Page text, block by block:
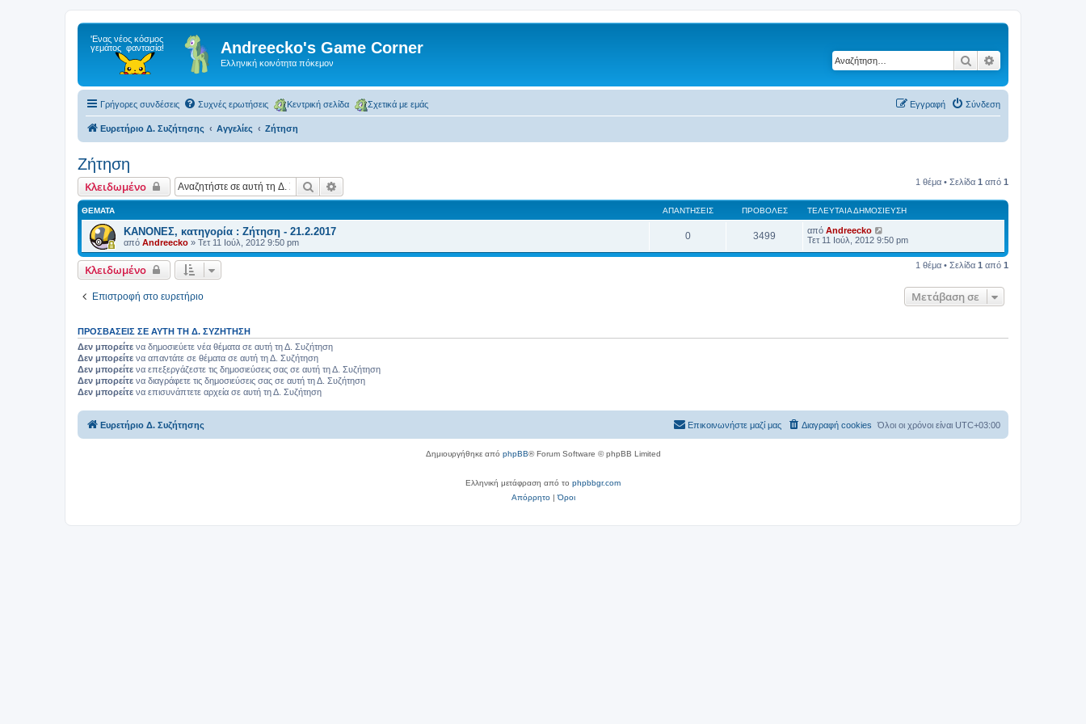
Andreecko's Game Corner
Ελληνική κοινότητα πόκεμον Αναζήτηση
Γρήγορες συνδέσεις Συχνές ερωτήσεις Κεντρική σελίδα Σχετικά με εμάς Σύνδεση
Εγγραφή
Ευρετήριο Δ. Συζήτησης Αγγελίες Ζήτηση
Ζήτηση
Κλειδωμένο Αναζήτηση 1 θέμα • Σελίδα 1 από 1
ΘΈΜΑΤΑ ΑΠΑΝΤΉΣΕΙΣ ΠΡΟΒΟΛΈΣ ΤΕΛΕΥΤΑΊΑ ΔΗΜΟΣΊΕΥΣΗ
ΚΑΝΟΝΕΣ, κατηγορία : Ζήτηση - 21.2.2017
από Andreecko » Τετ 11 Ιούλ, 2012 9:50 pm
0 3499 από Andreecko
Τετ 11 Ιούλ, 2012 9:50 pm
Κλειδωμένο 1 θέμα • Σελίδα 1 από 1
Επιστροφή στο ευρετήριο Μετάβαση σε
ΠΡΟΣΒΆΣΕΙΣ ΣΕ ΑΥΤΉ ΤΗ Δ. ΣΥΖΉΤΗΣΗ
Δεν μπορείτε να δημοσιεύετε νέα θέματα σε αυτή τη Δ. Συζήτηση
Δεν μπορείτε να απαντάτε σε θέματα σε αυτή τη Δ. Συζήτηση
Δεν μπορείτε να επεξεργάζεστε τις δημοσιεύσεις σας σε αυτή τη Δ. Συζήτηση
Δεν μπορείτε να διαγράφετε τις δημοσιεύσεις σας σε αυτή τη Δ. Συζήτηση
Δεν μπορείτε να επισυνάπτετε αρχεία σε αυτή τη Δ. Συζήτηση
Ευρετήριο Δ. Συζήτησης Όλοι οι χρόνοι είναι UTC+03:00
Διαγραφή cookies
Επικοινωνήστε μαζί μας
Δημιουργήθηκε από phpBB® Forum Software © phpBB Limited
Ελληνική μετάφραση από το phpbbgr.com
Απόρρητο|Όροι